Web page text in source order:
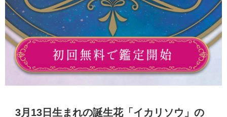
3月13日生まれの誕生花「イカリソウ」の